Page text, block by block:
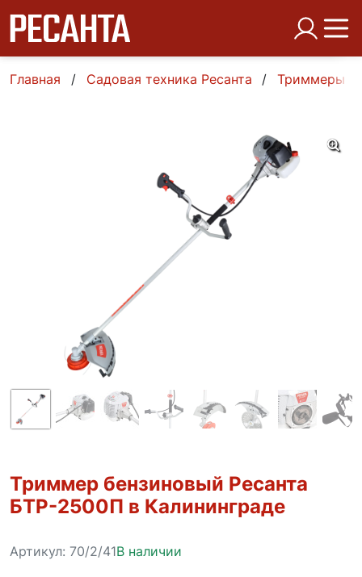
Главная Садовая техника Ресанта Триммеры
Триммер бензиновый Ресанта
БТР-2500П в Калининграде
Артикул: 70/2/41В наличии